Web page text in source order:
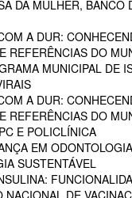
DA MULHER, BANCO
A DUR:
REFERÊNCIAS DO
MUNICIPAL DE
A DUR:
REFERÊNCIAS DO
E POLICLÍNICA
EM
SUSTENTÁVEL
NACIONAL DE